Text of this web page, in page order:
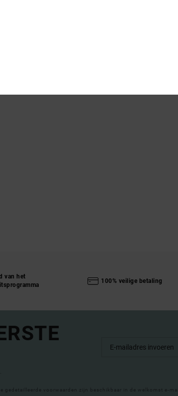
van het
100% veilige betaling
gedetailleerde voorwaarden zijn beschikbaar in de welkomst e-mail